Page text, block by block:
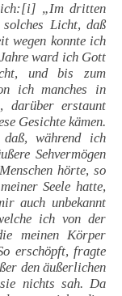
„Im dritten
Licht, daß
wegen konnte ich
ward ich Gott
und bis zum
ich manches in
darüber erstaunt
Gesichte kämen.
während ich
Sehvermögen
hörte, so
Seele hatte,
auch unbekannt
ich von der
meinen Körper
erschöpft, fragte
den äußerlichen
nichts sah. Da